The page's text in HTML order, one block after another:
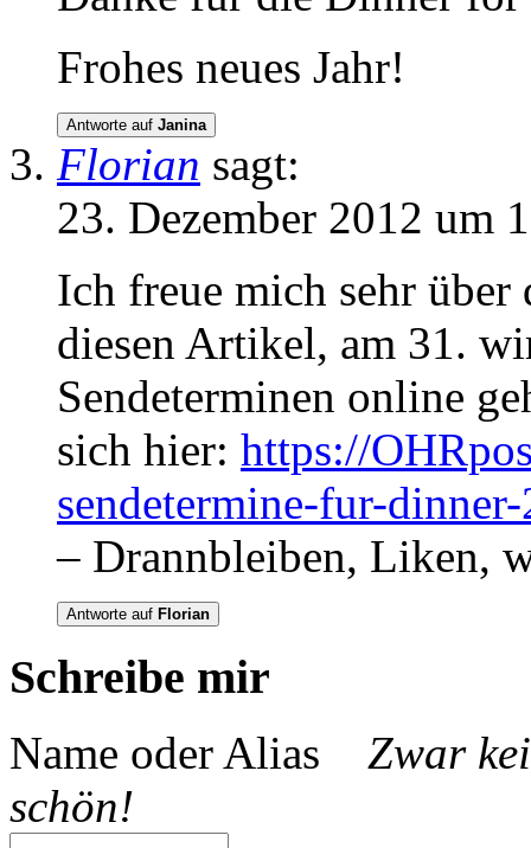
Frohes neues Jahr!
Antworte auf Janina
Florian sagt:
23. Dezember 2012 um
Ich freue mich sehr
diesen Artikel, am 31.
Sendeterminen online
sich hier: https://
sendetermine-fur-
– Drannbleiben, Liken,
Antworte auf Florian
Schreibe mir
Name oder Alias Zwar
schön!